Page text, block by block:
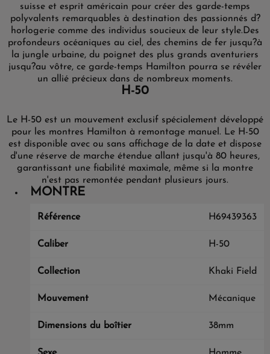
suisse et esprit américain pour créer des garde-temps
polyvalents remarquables à destination des passionnés d?
horlogerie comme des individus soucieux de leur style. Des
profondeurs océaniques au ciel, des chemins de fer jusqu?à
la jungle urbaine, du poignet des plus grands aventuriers
jusqu?au vôtre, ce garde-temps Hamilton pourra se révéler
un allié précieux dans de nombreux moments.
H-50
Le H-50 est un mouvement exclusif spécialement développé
pour les montres Hamilton à remontage manuel. Le H-50
est disponible avec ou sans affichage de la date et dispose
d'une réserve de marche étendue allant jusqu'à 80 heures,
garantissant une fiabilité maximale, même si la montre
n'est pas remontée pendant plusieurs jours.
MONTRE
Référence H69439363
Caliber H-50
Collection Khaki Field
Mouvement Mécanique
Dimensions du boîtier 38mm